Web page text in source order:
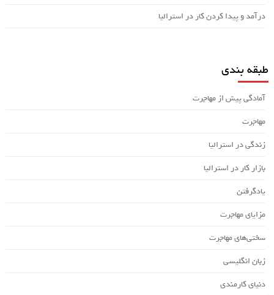
درآمد و پیدا کردن کار در استرالیا
طبقه بندی
آمادگی پیش از مهاجرت
مهاجرت
زندگی در استرالیا
بازار کار در استرالیا
یادگرفتن
مزایای مهاجرت
سختی‌های مهاجرت
زبان انگلیسی
دنیای کارمندی